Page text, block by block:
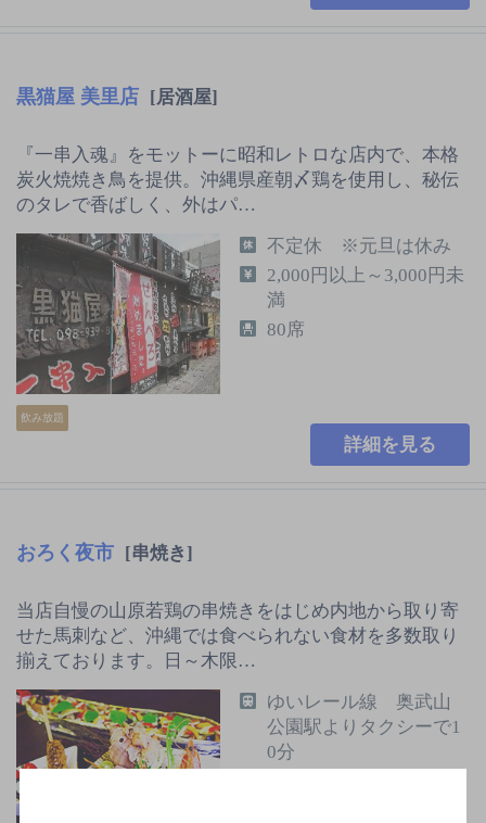
黒猫屋 美里店 [居酒屋]
『一串入魂』をモットーに昭和レトロな店内で、本格
炭火焼焼き鳥を提供。沖縄県産朝〆鶏を使用し、秘伝
のタレで香ばしく、外はパ…
飲み放題
不定休 ※元旦は休み
2,000円以上～3,000円未
満
80席
詳細を見る
おろく夜市 [串焼き]
当店自慢の山原若鶏の串焼きをはじめ内地から取り寄
せた馬刺など、沖縄では食べられない食材を多数取り
揃えております。日～木限…
ゆいレール線 奥武山
公園駅よりタクシーで1
0分